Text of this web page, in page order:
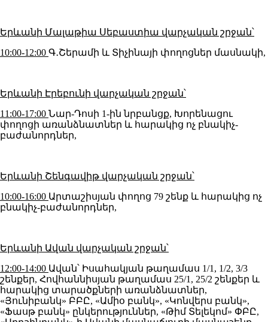
Երևանի Մալաթիա Սեբաստիա վարչական շրջան՝
10:00-12:00 Գ․Շերամի և Տիչինայի փողոցներ մասնակի,
Երևանի Էրեբունի վարչական շրջան՝
11:00-17:00 Նար-Դոսի 1-ին նրբանցք, Խորենացու
փողոցի առանձնատներ և հարակից ոչ բնակիչ-
բաժանորդներ,
Երևանի Շենգավիթ վարչական շրջան՝
10:00-16:00 Արտաշիսյան փողոց 79 շենք և հարակից ոչ
բնակիչ-բաժանորդներ,
Երևանի Ավան վարչական շրջան՝
12:00-14:00 Ավան՝ Իսահակյան թաղամաս 1/1, 1/2, 3/3
շենքեր, Հովհաննիսյան թաղամաս 25/1, 25/2 շենքեր և
հարակից տարածքների առանձնատներ,
«Յունիբանկ» ԲԲԸ, «Ամիօ բանկ», «Կոնվերս բանկ»,
«Ֆասթ բանկ» ընկերություններ, «Թիմ Տելեկոմ» ՓԲԸ,